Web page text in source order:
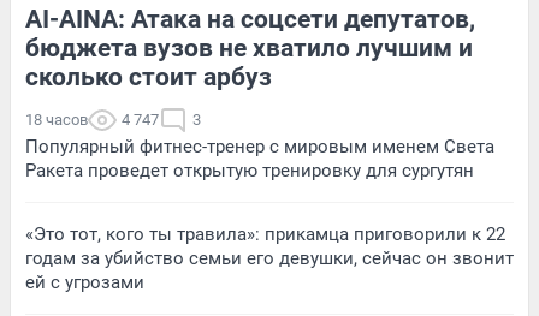
AI-AINA: Атака на соцсети депутатов,
бюджета вузов не хватило лучшим и
сколько стоит арбуз
18 часов 4 747 3
Популярный фитнес-тренер с мировым именем Света
Ракета проведет открытую тренировку для сургутян
«Это тот, кого ты травила»: прикамца приговорили к 22
годам за убийство семьи его девушки, сейчас он звонит
ей с угрозами